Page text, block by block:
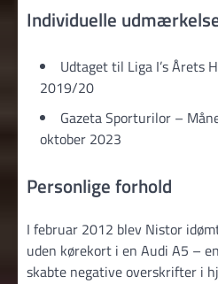
Individuelle
Udtaget til Liga I’s Årets
2019/20
Gazeta Sporturilor –
oktober 2023
Personlige forhold
I februar 2012 blev Nistor
uden kørekort i en Audi A5 –
skabte negative overskrifter i